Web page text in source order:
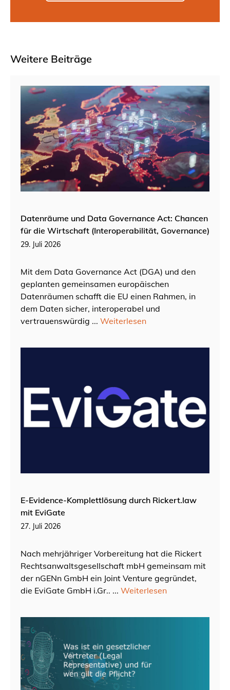
Weitere Beiträge
Datenräume und Data Governance Act: Chancen
für die Wirtschaft (Interoperabilität, Governance)
29. Juli 2026
Mit dem Data Governance Act (DGA) und den
geplanten gemeinsamen europäischen
Datenräumen schafft die EU einen Rahmen, in
dem Daten sicher, interoperabel und
vertrauenswürdig ... Weiterlesen
E-Evidence-Komplettlösung durch Rickert.law
mit EviGate
27. Juli 2026
Nach mehrjähriger Vorbereitung hat die Rickert
Rechtsanwaltsgesellschaft mbH gemeinsam mit
der nGENn GmbH ein Joint Venture gegründet,
die EviGate GmbH i.Gr.. ... Weiterlesen